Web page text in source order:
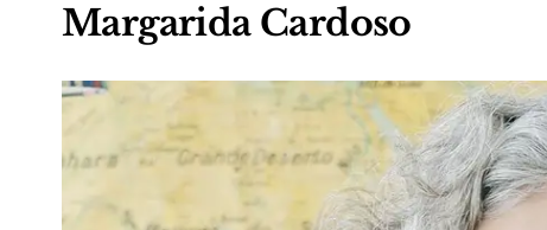
Margarida Cardoso